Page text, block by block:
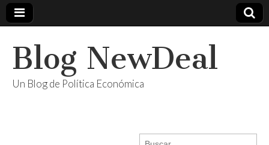
Blog NewDeal
Un Blog de Política Económica
Buscar: